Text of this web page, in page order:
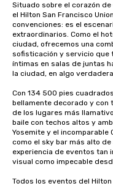
Situado sobre el corazón
el Hilton San Francisco
convenciones: es el
extraordinarios. Como el
ciudad, ofrecemos una
sofisticación y servicio que
íntimas en salas de juntas
la ciudad, en algo
Con 134 500 pies
bellamente decorado y con
de los lugares más
baile con techos altos y
Yosemite y el incomparable
como el sky bar más alto
experiencia de eventos tan
visual como impecable
Todos los eventos del